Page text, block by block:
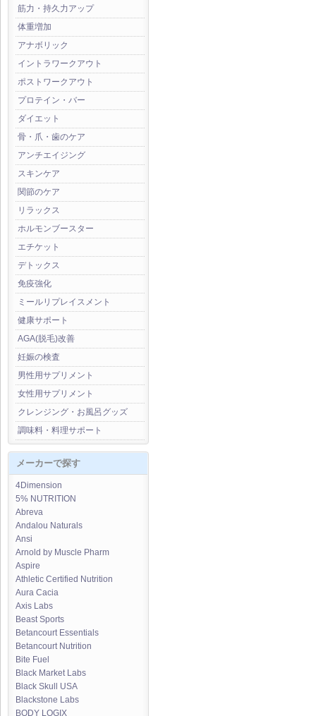
筋力・持久力アップ
体重増加
アナボリック
イントラワークアウト
ポストワークアウト
プロテイン・バー
ダイエット
骨・爪・歯のケア
アンチエイジング
スキンケア
関節のケア
リラックス
ホルモンブースター
エチケット
デトックス
免疫強化
ミールリプレイスメント
健康サポート
AGA(脱毛)改善
妊娠の検査
男性用サプリメント
女性用サプリメント
クレンジング・お風呂グッズ
調味料・料理サポート
メーカーで探す
4Dimension
5% NUTRITION
Abreva
Andalou Naturals
Ansi
Arnold by Muscle Pharm
Aspire
Athletic Certified Nutrition
Aura Cacia
Axis Labs
Beast Sports
Betancourt Essentials
Betancourt Nutrition
Bite Fuel
Black Market Labs
Black Skull USA
Blackstone Labs
BODY LOGIX